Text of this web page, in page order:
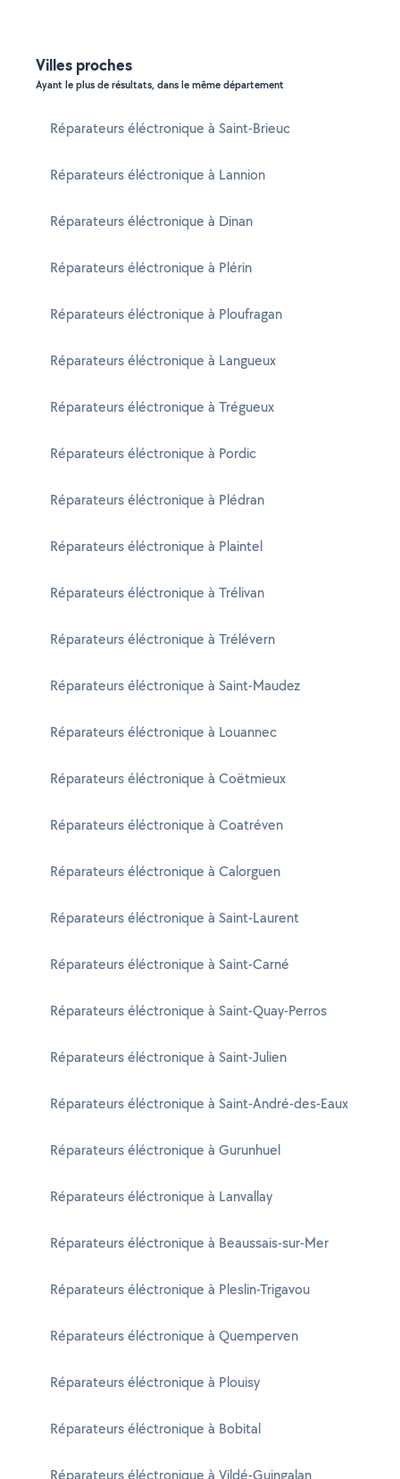
Villes proches
Ayant le plus de résultats, dans le même département
Réparateurs éléctronique à Saint-Brieuc
Réparateurs éléctronique à Lannion
Réparateurs éléctronique à Dinan
Réparateurs éléctronique à Plérin
Réparateurs éléctronique à Ploufragan
Réparateurs éléctronique à Langueux
Réparateurs éléctronique à Trégueux
Réparateurs éléctronique à Pordic
Réparateurs éléctronique à Plédran
Réparateurs éléctronique à Plaintel
Réparateurs éléctronique à Trélivan
Réparateurs éléctronique à Trélévern
Réparateurs éléctronique à Saint-Maudez
Réparateurs éléctronique à Louannec
Réparateurs éléctronique à Coëtmieux
Réparateurs éléctronique à Coatréven
Réparateurs éléctronique à Calorguen
Réparateurs éléctronique à Saint-Laurent
Réparateurs éléctronique à Saint-Carné
Réparateurs éléctronique à Saint-Quay-Perros
Réparateurs éléctronique à Saint-Julien
Réparateurs éléctronique à Saint-André-des-Eaux
Réparateurs éléctronique à Gurunhuel
Réparateurs éléctronique à Lanvallay
Réparateurs éléctronique à Beaussais-sur-Mer
Réparateurs éléctronique à Pleslin-Trigavou
Réparateurs éléctronique à Quemperven
Réparateurs éléctronique à Plouisy
Réparateurs éléctronique à Bobital
Réparateurs éléctronique à Vildé-Guingalan